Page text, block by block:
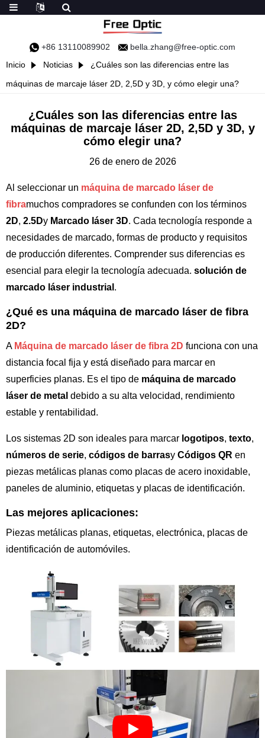
+86 13110089902
bella.zhang@free-optic.com
Inicio
Noticias
¿Cuáles son las diferencias entre las
máquinas de marcaje láser 2D, 2,5D y 3D, y cómo elegir una?
¿Cuáles son las diferencias entre las
máquinas de marcaje láser 2D, 2,5D y 3D, y
cómo elegir una?
26 de enero de 2026
Al seleccionar un máquina de marcado láser de
fibramuchos compradores se confunden con los términos
2D, 2.5Dy Marcado láser 3D. Cada tecnología responde a
necesidades de marcado, formas de producto y requisitos
de producción diferentes. Comprender sus diferencias es
esencial para elegir la tecnología adecuada. solución de
marcado láser industrial .
¿Qué es una máquina de marcado láser de fibra
2D?
A Máquina de marcado láser de fibra 2D funciona con una
distancia focal fija y está diseñado para marcar en
superficies planas. Es el tipo de máquina de marcado
láser de metal debido a su alta velocidad, rendimiento
estable y rentabilidad.
Los sistemas 2D son ideales para marcar logotipos, texto,
números de serie, códigos de barrasy Códigos QR en
piezas metálicas planas como placas de acero inoxidable,
paneles de aluminio, etiquetas y placas de identificación.
Las mejores aplicaciones:
Piezas metálicas planas, etiquetas, electrónica, placas de
identificación de automóviles.